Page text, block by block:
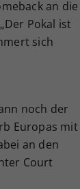
an die
Pokal ist
sich
noch der
Europas mit
an den
Court